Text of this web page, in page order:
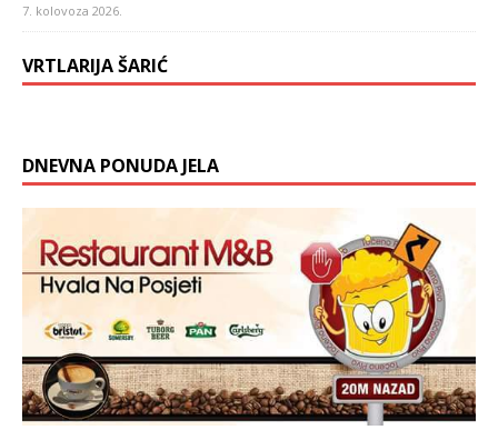
7. kolovoza 2026.
VRTLARIJA ŠARIĆ
DNEVNA PONUDA JELA